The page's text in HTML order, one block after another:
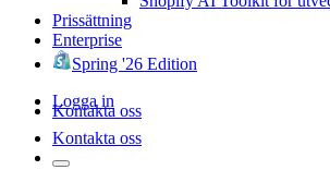
Prissättning
Enterprise
Spring '26 Edition
Logga in
Kontakta oss
Kontakta oss